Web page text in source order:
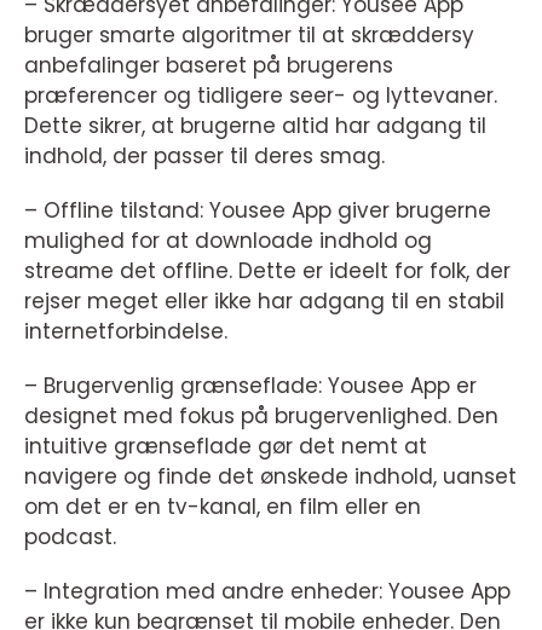
bruger smarte algoritmer til at skræddersy
anbefalinger baseret på brugerens
præferencer og tidligere seer- og lyttevaner.
Dette sikrer, at brugerne altid har adgang til
indhold, der passer til deres smag.
– Offline tilstand: Yousee App giver brugerne
mulighed for at downloade indhold og
streame det offline. Dette er ideelt for folk, der
rejser meget eller ikke har adgang til en stabil
internetforbindelse.
– Brugervenlig grænseflade: Yousee App er
designet med fokus på brugervenlighed. Den
intuitive grænseflade gør det nemt at
navigere og finde det ønskede indhold, uanset
om det er en tv-kanal, en film eller en
podcast.
– Integration med andre enheder: Yousee App
er ikke kun begrænset til mobile enheder. Den